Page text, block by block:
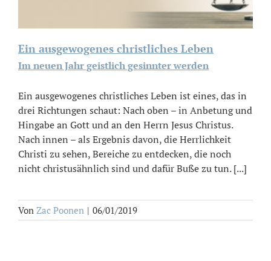
Ein ausgewogenes christliches Leben
Im neuen Jahr geistlich gesinnter werden
Ein ausgewogenes christliches Leben ist eines, das in
drei Richtungen schaut: Nach oben – in Anbetung und
Hingabe an Gott und an den Herrn Jesus Christus.
Nach innen – als Ergebnis davon, die Herrlichkeit
Christi zu sehen, Bereiche zu entdecken, die noch
nicht christusähnlich sind und dafür Buße zu tun. [...]
Von Zac Poonen | 06/01/2019